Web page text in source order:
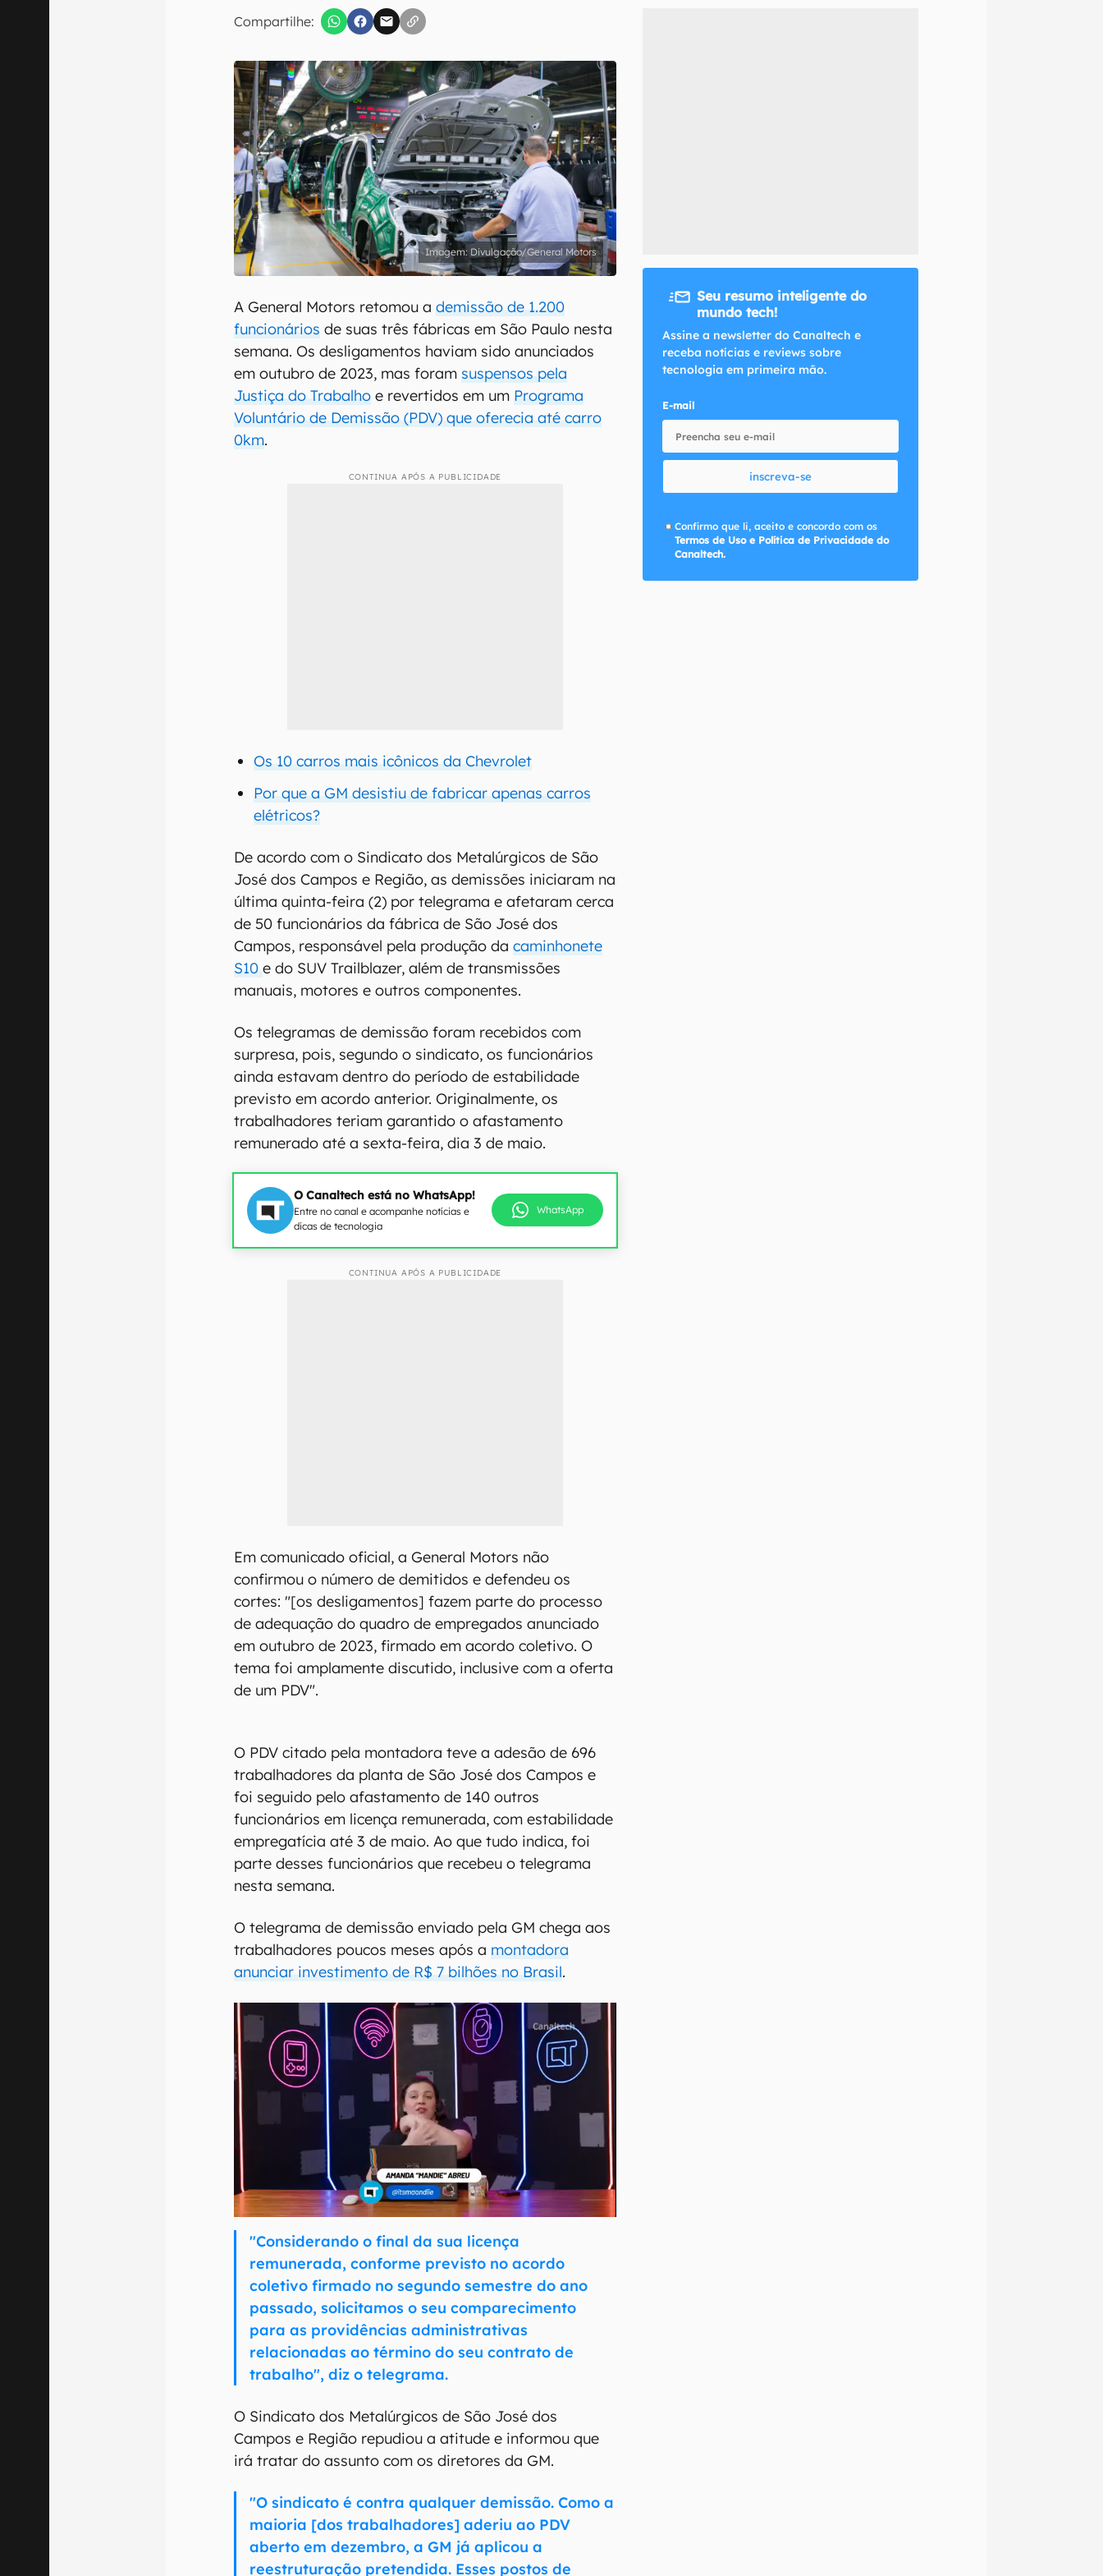
Compartilhe:
inscreva-se
Confirmo que li, aceito e concordo com os Termos de Uso e Política de Privacidade do Canaltech.
Divulgação/General Motors
A General Motors retomou ademissão de 1.200
funcionários de suas três fábricas em São Paulo nesta
semana. Os desligamentos haviam sido anunciados
em outubro de 2023, mas foramsuspensos pela
Justiça do Trabalho e revertidos em um Programa
Voluntário de Demissão (PDV) que oferecia até carro
0km.
CONTINUA APÓS A PUBLICIDADE
Os 10 carros mais icônicos da Chevrolet
Por que a GM desistiu de fabricar apenas carros
elétricos?
De acordo com o Sindicato dos Metalúrgicos de São
José dos Campos e Região, as demissões iniciaram na
última quinta-feira (2) por telegrama e afetaram cerca
de 50 funcionários da fábrica de São José dos
Campos, responsável pela produção dacaminhonete
S10e do SUV Trailblazer, além de transmissões
manuais, motores e outros componentes.
Os telegramas de demissão foram recebidos com
surpresa, pois, segundo o sindicato, os funcionários
ainda estavam dentro do período de estabilidade
previsto em acordo anterior. Originalmente, os
trabalhadores teriam garantido o afastamento
remunerado até a sexta-feira, dia 3 de maio.
O Canaltech está no WhatsApp!
Entre no canal e acompanhe notícias e
dicas de tecnologia
WhatsApp
CONTINUA APÓS A PUBLICIDADE
Em comunicado oficial, a General Motors não
confirmou o número de demitidos e defendeu os
cortes: "[os desligamentos] fazem parte do processo
de adequação do quadro de empregados anunciado
em outubro de 2023, firmado em acordo coletivo. O
tema foi amplamente discutido, inclusive com a oferta
de um PDV".
O PDV citado pela montadora teve a adesão de 696
trabalhadores da planta de São José dos Campos e
foi seguido pelo afastamento de 140 outros
funcionários em licença remunerada, com estabilidade
empregatícia até 3 de maio. Ao que tudo indica, foi
parte desses funcionários que recebeu o telegrama
nesta semana.
O telegrama de demissão enviado pela GM chega aos
trabalhadores poucos meses após a montadora
anunciar investimento de R$ 7 bilhões no Brasil.
"Considerando o final da sua licença
remunerada, conforme previsto no acordo
coletivo firmado no segundo semestre do ano
passado, solicitamos o seu comparecimento
para as providências administrativas
relacionadas ao término do seu contrato de
trabalho", diz o telegrama.
O Sindicato dos Metalúrgicos de São José dos
Campos e Região repudiou a atitude e informou que
irá tratar do assunto com os diretores da GM.
"O sindicato é contra qualquer demissão. Como a
maioria [dos trabalhadores] aderiu ao PDV
aberto em dezembro, a GM já aplicou a
reestruturação pretendida. Esses postos de
Seu resumo inteligente do
mundo tech!
Assine a newsletter do Canaltech e
receba notícias e reviews sobre
tecnologia em primeira mão.
E-mail
inscreva-se
Confirmo que li, aceito e concordo com os
Termos de Uso e Política de Privacidade do
Canaltech.